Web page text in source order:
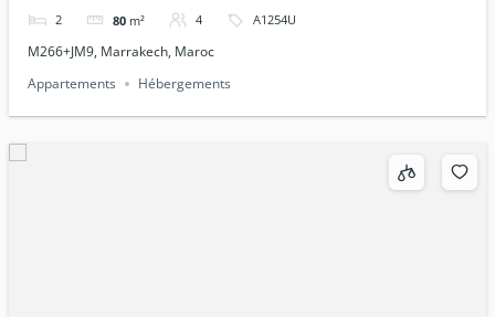
2 80 m² 4 A1254U
M266+JM9, Marrakech, Maroc
Appartements
Hébergements